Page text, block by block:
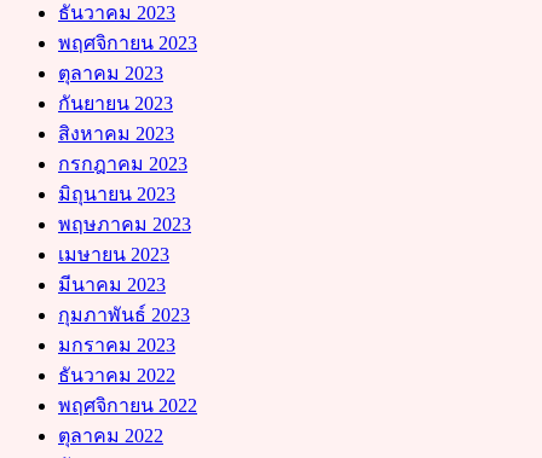
ธันวาคม 2023
พฤศจิกายน 2023
ตุลาคม 2023
กันยายน 2023
สิงหาคม 2023
กรกฎาคม 2023
มิถุนายน 2023
พฤษภาคม 2023
เมษายน 2023
มีนาคม 2023
กุมภาพันธ์ 2023
มกราคม 2023
ธันวาคม 2022
พฤศจิกายน 2022
ตุลาคม 2022